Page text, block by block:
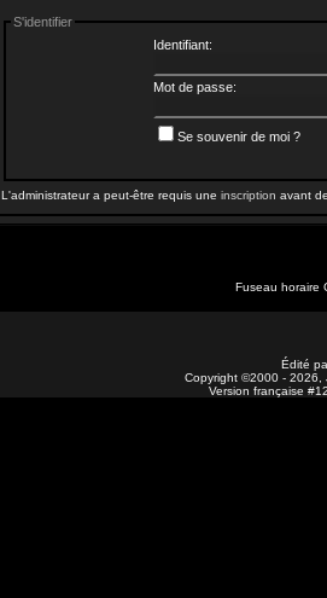
S'identifier
Identifiant:
Mot de passe:
Se souvenir de moi ?
L'administrateur a peut-être requis une inscription avant
Fuseau horaire
Édité
Copyright ©2000 - 2026,
Version française